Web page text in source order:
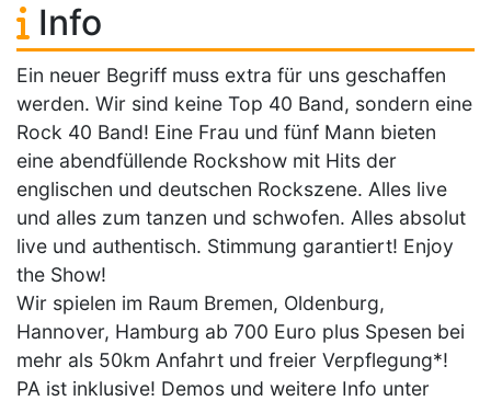
Info
Ein neuer Begriff muss extra für uns geschaffen
werden. Wir sind keine Top 40 Band, sondern eine
Rock 40 Band! Eine Frau und fünf Mann bieten
eine abendfüllende Rockshow mit Hits der
englischen und deutschen Rockszene. Alles live
und alles zum tanzen und schwofen. Alles absolut
live und authentisch. Stimmung garantiert! Enjoy
the Show!
Wir spielen im Raum Bremen, Oldenburg,
Hannover, Hamburg ab 700 Euro plus Spesen bei
mehr als 50km Anfahrt und freier Verpflegung*!
PA ist inklusive! Demos und weitere Info unter